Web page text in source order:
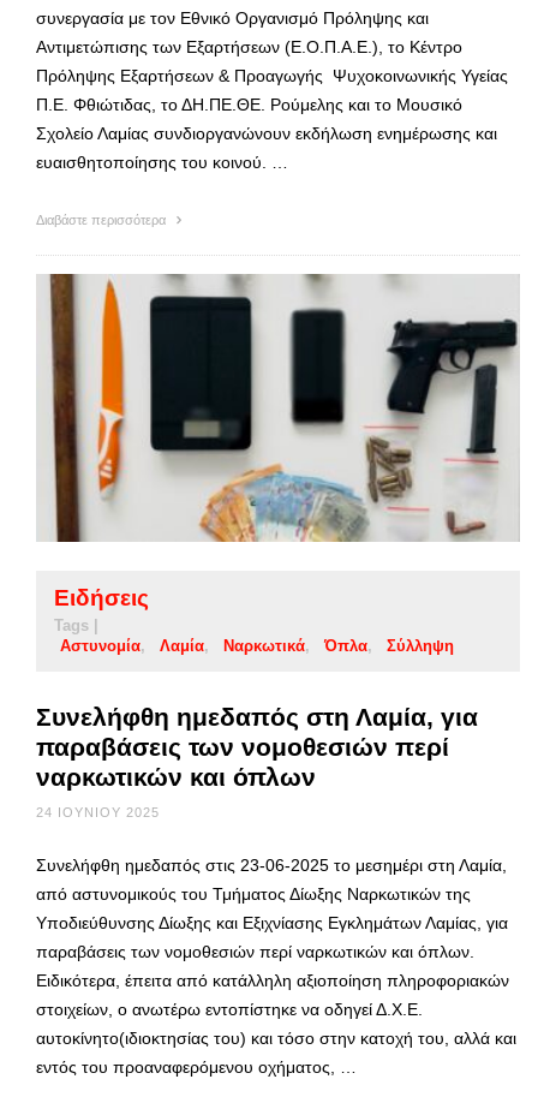
συνεργασία με τον Εθνικό Οργανισμό Πρόληψης και
Αντιμετώπισης των Εξαρτήσεων (Ε.Ο.Π.Α.Ε.), το Κέντρο
Πρόληψης Εξαρτήσεων & Προαγωγής Ψυχοκοινωνικής Υγείας
Π.Ε. Φθιώτιδας, το ΔΗ.ΠΕ.ΘΕ. Ρούμελης και το Μουσικό
Σχολείο Λαμίας συνδιοργανώνουν εκδήλωση ενημέρωσης και
ευαισθητοποίησης του κοινού. …
Διαβάστε περισσότερα
Ειδήσεις
Tags |
Αστυνομία
Λαμία Ναρκωτικά Όπλα Σύλληψη
Συνελήφθη ημεδαπός στη Λαμία, για
παραβάσεις των νομοθεσιών περί
ναρκωτικών και όπλων
24 ΙΟΥΝΊΟΥ 2025
Συνελήφθη ημεδαπός στις 23-06-2025 το μεσημέρι στη Λαμία,
από αστυνομικούς του Τμήματος Δίωξης Ναρκωτικών της
Υποδιεύθυνσης Δίωξης και Εξιχνίασης Εγκλημάτων Λαμίας, για
παραβάσεις των νομοθεσιών περί ναρκωτικών και όπλων.
Ειδικότερα, έπειτα από κατάλληλη αξιοποίηση πληροφοριακών
στοιχείων, ο ανωτέρω εντοπίστηκε να οδηγεί Δ.Χ.Ε.
αυτοκίνητο(ιδιοκτησίας του) και τόσο στην κατοχή του, αλλά και
εντός του προαναφερόμενου οχήματος, …